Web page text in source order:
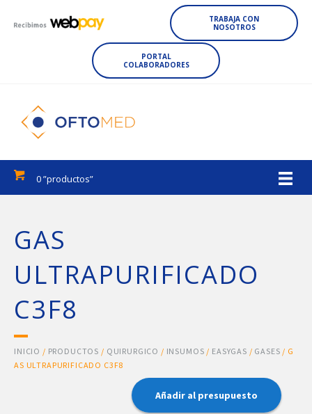
TRABAJA CON
NOSOTROS
PORTAL
COLABORADORES
0 ”productos”
GAS
ULTRAPURIFICADO
C3F8
INICIO / PRODUCTOS / QUIRURGICO / INSUMOS / EASYGAS / GASES / G
AS ULTRAPURIFICADO C3F8
Añadir al presupuesto